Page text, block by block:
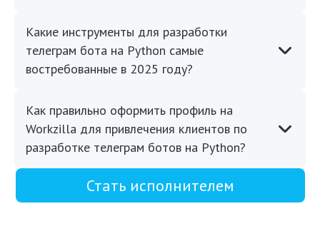
Какие инструменты для разработки
телеграм бота на Python самые
востребованные в 2025 году?
Как правильно оформить профиль на
Workzilla для привлечения клиентов по
разработке телеграм ботов на Python?
Стать исполнителем